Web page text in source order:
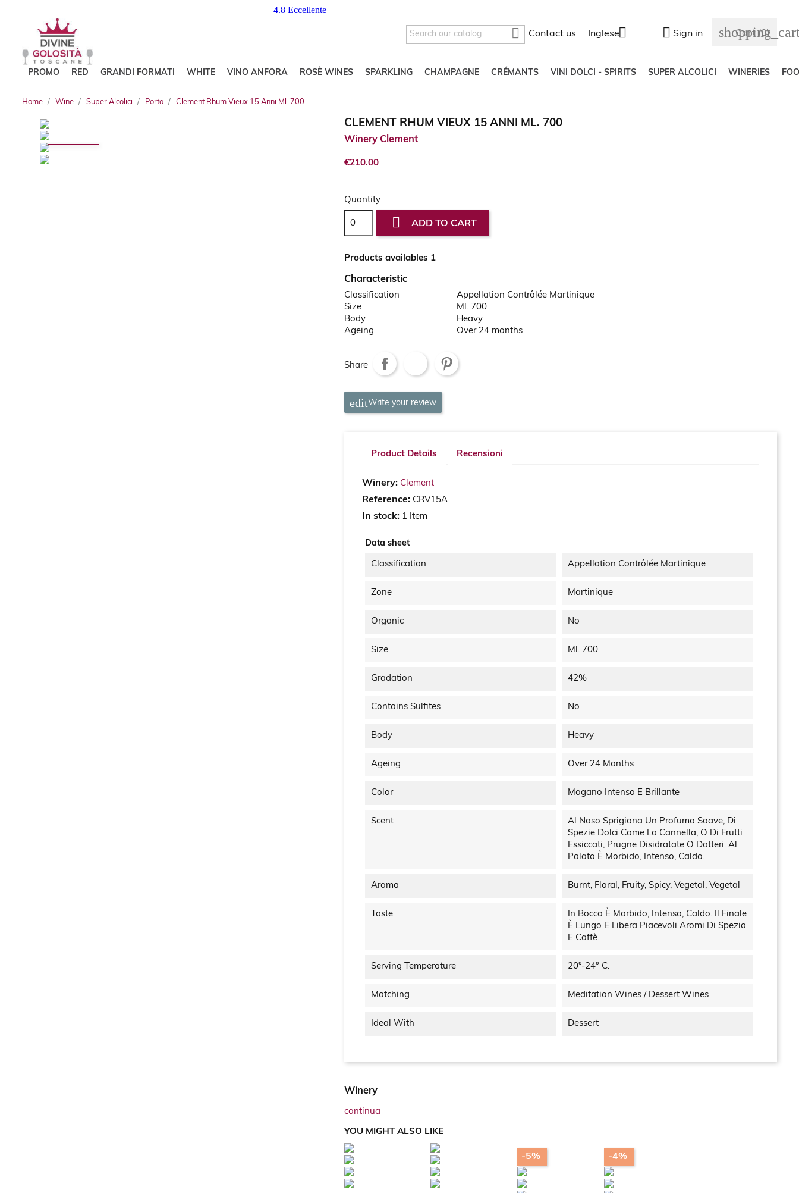
 Contact us Inglese  Sign in Cart (0)
PROMO RED GRANDI FORMATI WHITE VINO ANFORA ROSÈ WINES SPARKLING CHAMPAGNE CRÉMANTS VINI DOLCI - SPIRITS SUPER ALCOLICI WINERIES
Home Wine Super Alcolici Porto Clement Rhum Vieux 15 Anni Ml. 700
CLEMENT RHUM VIEUX 15 ANNI ML. 700
Winery Clement
€210.00
Quantity
 ADD TO CART
Products availables 1
Characteristic
Classification
Appellation Contrôlée Martinique
Size
Ml. 700
Body
Heavy
Ageing
Over 24 months
Share
Write your review
Product Details Recensioni
Winery: Clement
Reference: CRV15A
In stock: 1 Item
Data sheet
Classification Appellation Contrôlée Martinique
Zone Martinique
Organic No
Size Ml. 700
Gradation 42%
Contains Sulfites No
Body Heavy
Ageing Over 24 Months
Color Mogano Intenso E Brillante
Scent
Al Naso Sprigiona Un Profumo Soave, Di
Spezie Dolci Come La Cannella, O Di Frutti
Essiccati, Prugne Disidratate O Datteri. Al
Palato È Morbido, Intenso, Caldo.
Aroma Burnt, Floral, Fruity, Spicy, Vegetal, Vegetal
Taste
In Bocca È Morbido, Intenso, Caldo. Il Finale
È Lungo E Libera Piacevoli Aromi Di Spezia
E Caffè.
Serving Temperature 20°-24° C.
Matching Meditation Wines / Dessert Wines
Ideal With Dessert
Winery
continua
YOU MIGHT ALSO LIKE
-5% -4%